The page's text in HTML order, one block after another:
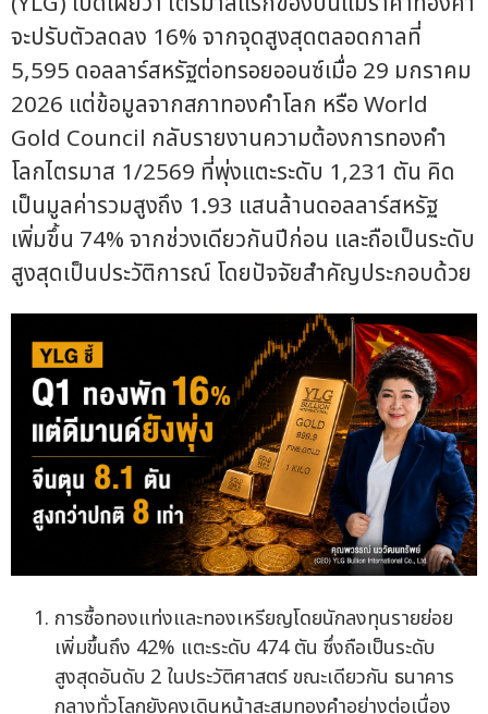
จะปรับตัวลดลง 16% จากจุดสูงสุดตลอดกาลที่
5,595 ดอลลาร์สหรัฐต่อทรอยออนซ์เมื่อ 29 มกราคม
2026 แต่ข้อมูลจากสภาทองคำโลก หรือ World
Gold Council กลับรายงานความต้องการทองคำ
โลกไตรมาส 1/2569 ที่พุ่งแตะระดับ 1,231 ตัน คิด
เป็นมูลค่ารวมสูงถึง 1.93 แสนล้านดอลลาร์สหรัฐ
เพิ่มขึ้น 74% จากช่วงเดียวกันปีก่อน และถือเป็นระดับ
สูงสุดเป็นประวัติการณ์ โดยปัจจัยสำคัญประกอบด้วย
การซื้อทองแท่งและทองเหรียญโดยนักลงทุนรายย่อย
เพิ่มขึ้นถึง 42% แตะระดับ 474 ตัน ซึ่งถือเป็นระดับ
สูงสุดอันดับ 2 ในประวัติศาสตร์ ขณะเดียวกัน ธนาคาร
กลางทั่วโลกยังคงเดินหน้าสะสมทองคำอย่างต่อเนื่อง